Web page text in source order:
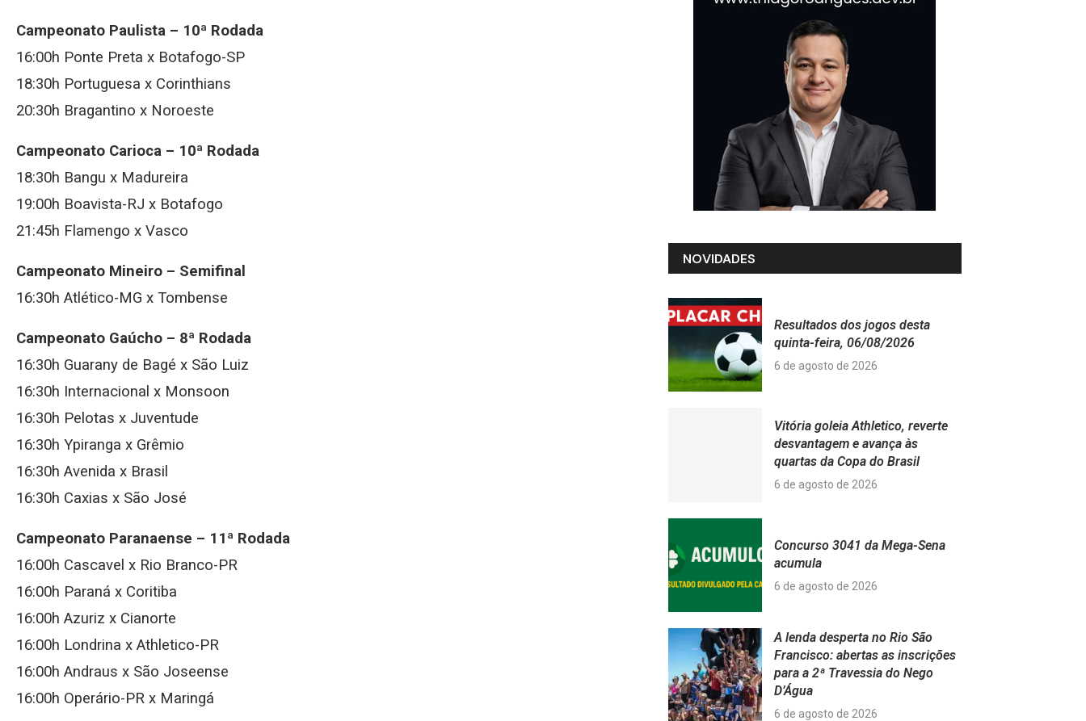
Campeonato Paulista – 10ª Rodada
16:00h Ponte Preta x Botafogo-SP
18:30h Portuguesa x Corinthians
20:30h Bragantino x Noroeste
Campeonato Carioca – 10ª Rodada
18:30h Bangu x Madureira
19:00h Boavista-RJ x Botafogo
21:45h Flamengo x Vasco
Campeonato Mineiro – Semifinal
16:30h Atlético-MG x Tombense
Campeonato Gaúcho – 8ª Rodada
16:30h Guarany de Bagé x São Luiz
16:30h Internacional x Monsoon
16:30h Pelotas x Juventude
16:30h Ypiranga x Grêmio
16:30h Avenida x Brasil
16:30h Caxias x São José
Campeonato Paranaense – 11ª Rodada
16:00h Cascavel x Rio Branco-PR
16:00h Paraná x Coritiba
16:00h Azuriz x Cianorte
16:00h Londrina x Athletico-PR
16:00h Andraus x São Joseense
16:00h Operário-PR x Maringá
NOVIDADES
Resultados dos jogos desta
quinta-feira, 06/08/2026
6 de agosto de 2026
Vitória goleia Athletico, reverte
desvantagem e avança às
quartas da Copa do Brasil
6 de agosto de 2026
Concurso 3041 da Mega-Sena
acumula
6 de agosto de 2026
A lenda desperta no Rio São
Francisco: abertas as inscrições
para a 2ª Travessia do Nego
D’Água
6 de agosto de 2026